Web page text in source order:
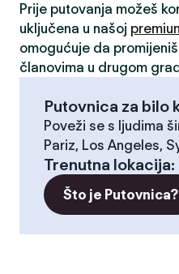
Prije putovanja možeš
uključena u našoj
omogućuje da
članovima u drugom
Putovnica za bilo
Poveži se s ljudima
Pariz, Los Angeles,
Trenutna lokacija:
Što je Putovnica?